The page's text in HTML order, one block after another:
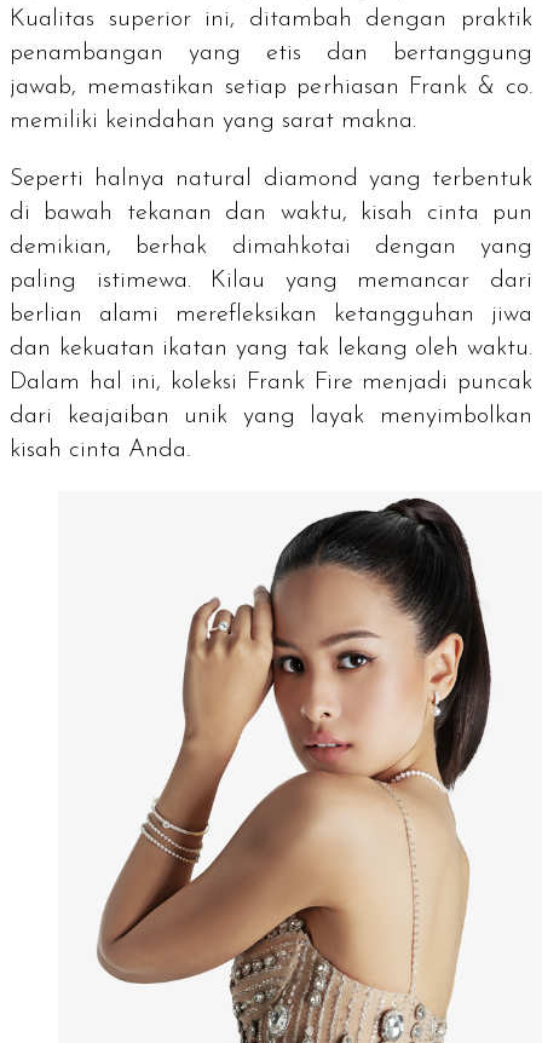
Kualitas superior ini, ditambah dengan praktik
penambangan yang etis dan bertanggung
jawab, memastikan setiap perhiasan Frank & co.
memiliki keindahan yang sarat makna.
Seperti halnya natural diamond yang terbentuk
di bawah tekanan dan waktu, kisah cinta pun
demikian, berhak dimahkotai dengan yang
paling istimewa. Kilau yang memancar dari
berlian alami merefleksikan ketangguhan jiwa
dan kekuatan ikatan yang tak lekang oleh waktu.
Dalam hal ini, koleksi Frank Fire menjadi puncak
dari keajaiban unik yang layak menyimbolkan
kisah cinta Anda.